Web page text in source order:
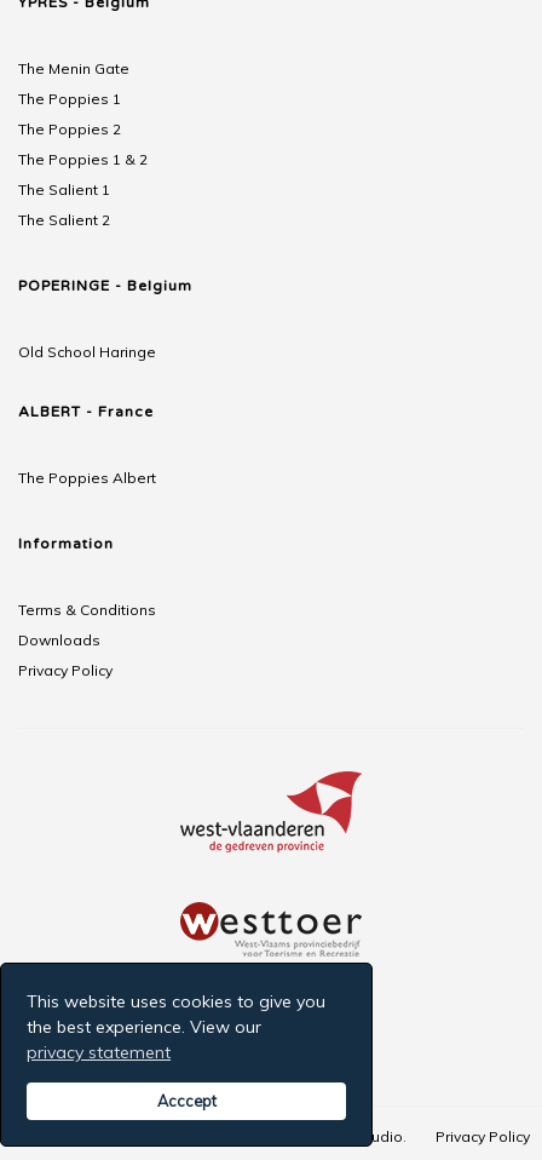
This website uses cookies to give you
the best experience. View our
privacy statement
Acccept
The Menin Gate
The Poppies 1
The Poppies 2
The Poppies 1 & 2
The Salient 1
The Salient 2
POPERINGE - Belgium
Old School Haringe
ALBERT - France
The Poppies Albert
Information
Terms & Conditions
Downloads
Privacy Policy
D-Sign Studio. Privacy Policy